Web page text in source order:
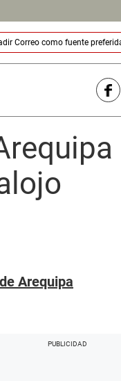
Correocomo fuente
Arequipa